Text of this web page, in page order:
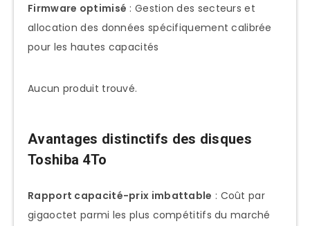
4To
Logiciels de gestion et surveillance
recommandés
Maintenance avancée et prolongement
disque
intensif
Stratégies de sauvegarde pour haute
Firmware optimisé : Gestion des secteurs et
allocation des données spécifiquement calibrée
pour les hautes capacités
Aucun produit trouvé.
Avantages distinctifs des disques
Toshiba 4To
Rapport capacité-prix imbattable : Coût par
gigaoctet parmi les plus compétitifs du marché